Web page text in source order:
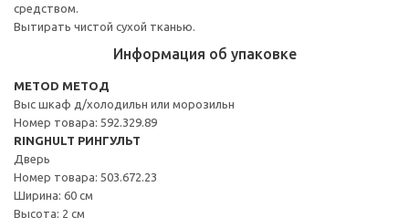
средством.
Вытирать чистой сухой тканью.
Информация об упаковке
METOD МЕТОД
Выс шкаф д/холодильн или морозильн
Номер товара: 592.329.89
RINGHULT РИНГУЛЬТ
Дверь
Номер товара: 503.672.23
Ширина: 60 см
Высота: 2 см